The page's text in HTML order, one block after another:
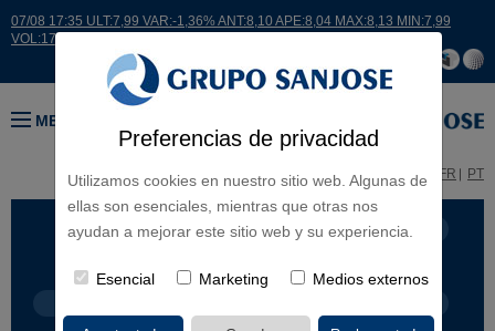
Preferencias de privacidad
Utilizamos cookies en nuestro sitio web. Algunas de
ellas son esenciales, mientras que otras nos
ayudan a mejorar este sitio web y su experiencia.
Esencial Marketing Medios externos
07/08 17:35 ULT:7,99 VAR:-1,36% ANT:8,10 APE:8,04 MAX:8,13 MIN:7,99
VOL:17664
MENÚ
EN FR PT
LÍNEA DE NEGOCIO CONTINENTES